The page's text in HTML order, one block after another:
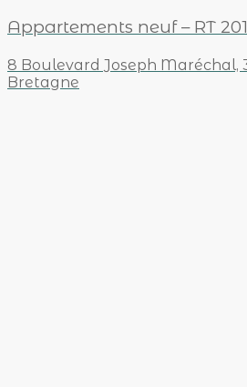
Appartements neuf – RT
8 Boulevard Joseph Maréchal,
Bretagne